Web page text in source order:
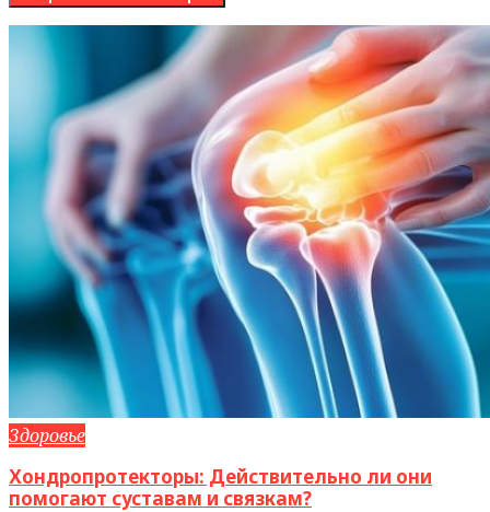
Здоровье
Хондропротекторы: Действительно ли они
помогают суставам и связкам?